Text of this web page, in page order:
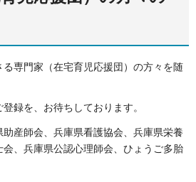
る専門家（在宅育児応援団）の方々を随
録を、お待ちしております。
助産師会、兵庫県看護協会、兵庫県栄養
、兵庫県公認心理師会、ひょうご多胎